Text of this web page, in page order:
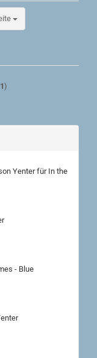
)
Yenter für In the
- Blue